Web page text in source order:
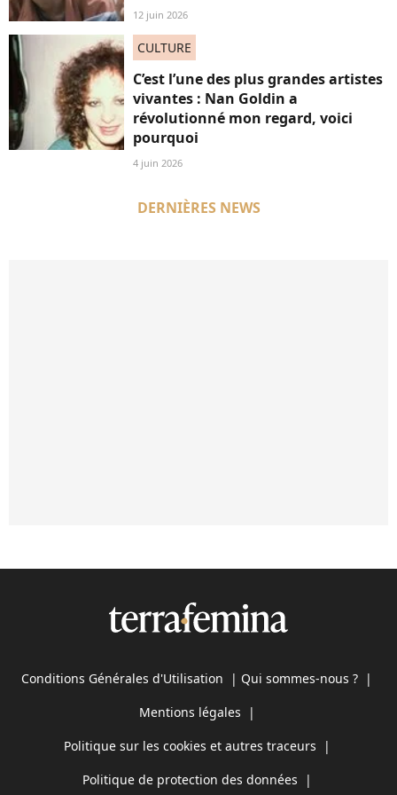
12 juin 2026
CULTURE
C’est l’une des plus grandes artistes
vivantes : Nan Goldin a
révolutionné mon regard, voici
pourquoi
4 juin 2026
DERNIÈRES NEWS
Conditions Générales d'Utilisation | Qui sommes-nous ? |
Mentions légales |
Politique sur les cookies et autres traceurs |
Politique de protection des données |